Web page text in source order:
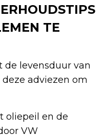
TE
de levensduur van
adviezen om
oliepeil en de
VW